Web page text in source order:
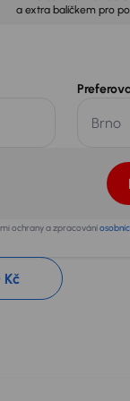
a extra balíčkem pro
ochrany a zpracování